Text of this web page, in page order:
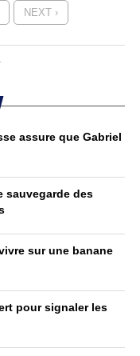
NEXT ›
assure que Gabriel
sauvegarde des
sur une banane
pour signaler les